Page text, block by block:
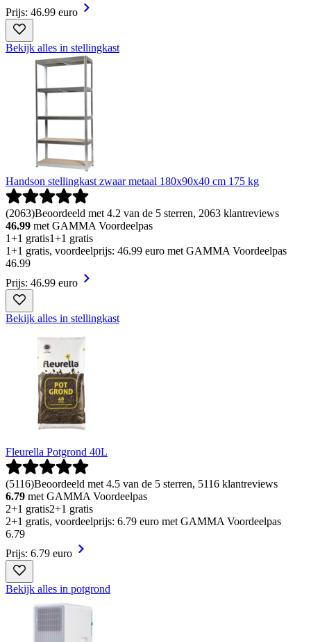
Prijs: 46.99 euro
Bekijk alles in stellingkast
Handson stellingkast zwaar metaal 180x90x40 cm 175 kg
(2063)Beoordeeld met 4.2 van de 5 sterren, 2063 klantreviews
46.99 met GAMMA Voordeelpas
1+1 gratis1+1 gratis
1+1 gratis, voordeelprijs: 46.99 euro met GAMMA Voordeelpas
46.99
Prijs: 46.99 euro
Bekijk alles in stellingkast
Fleurella Potgrond 40L
(5116)Beoordeeld met 4.5 van de 5 sterren, 5116 klantreviews
6.79 met GAMMA Voordeelpas
2+1 gratis2+1 gratis
2+1 gratis, voordeelprijs: 6.79 euro met GAMMA Voordeelpas
6.79
Prijs: 6.79 euro
Bekijk alles in potgrond